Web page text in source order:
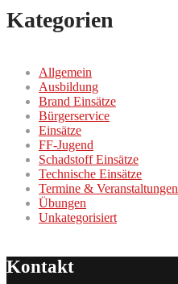
Kategorien
Allgemein
Ausbildung
Brand Einsätze
Bürgerservice
Einsätze
FF-Jugend
Schadstoff Einsätze
Technische Einsätze
Termine & Veranstaltungen
Übungen
Unkategorisiert
Kontakt